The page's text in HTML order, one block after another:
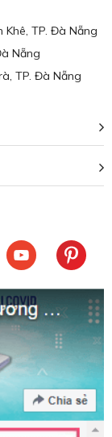
mẫu mã
và trải nghiệm
phường
Khánh, TP.
phường Sơn
Khê, TP. Đà Nẵng
Nẵng
TP. Đà Nẵng